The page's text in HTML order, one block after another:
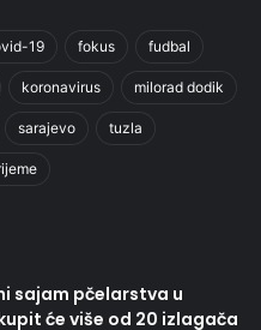
19 fokus fudbal
koronavirus milorad dodik
sarajevo tuzla
sajam pčelarstva u
će više od 20 izlagača